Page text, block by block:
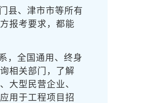
县、津市市等所有
报考要求，都能
，全国通用、终身
相关部门，了解
大型民营企业、
用于工程项目招